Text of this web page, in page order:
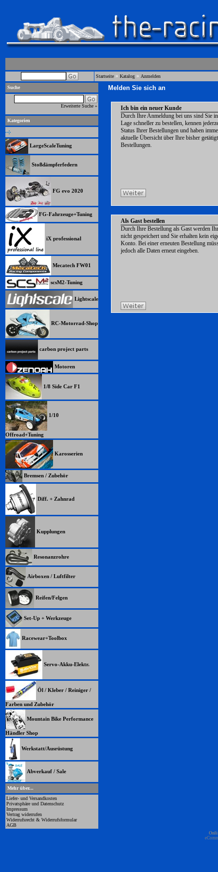
Startseite » Katalog » Anmelden
Suche
Erweiterte Suche »
Kategorien
LargeScaleTuning
Stoßdämpferfedern
FG evo 2020
FG-Fahrzeuge+Tuning
iX professional
Mecatech FW01
scsM2-Tuning
Lightscale
RC-Motorrad-Shop
carbon project parts
Motoren
1/8 Side Car F1
1/10
Offroad+Tuning
Karosserien
Bremsen / Zubehör
Diff. + Zahnrad
Kupplungen
Resonanzrohre
Airboxen / Luftfilter
Reifen/Felgen
Set-Up + Werkzeuge
Racewear+Toolbox
Servo-Akku-Elektr.
Öl / Kleber / Reiniger /
Farben und Zubehör
Mountain Bike Performance
Händler Shop
Werkstatt/Ausrüstung
Abverkauf / Sale
Mehr über...
Liefer- und Versandkosten
Privatsphäre und Datenschutz
Impressum
Vertrag widerrufen
Widerrufsrecht & Widerrufsformular
AGB
Melden Sie sich an
Ich bin ein neuer Kunde
Durch Ihre Anmeldung bei uns sind Sie
Lage schneller zu bestellen, kennen
Status Ihrer Bestellungen und haben
aktuelle Übersicht über Ihre bisher
Bestellungen.
Als Gast bestellen
Durch Ihre Bestellung als Gast werden
nicht gespeichert und Sie erhalten kein
Konto. Bei einer erneuten Bestellung
jedoch alle Daten erneut eingeben.